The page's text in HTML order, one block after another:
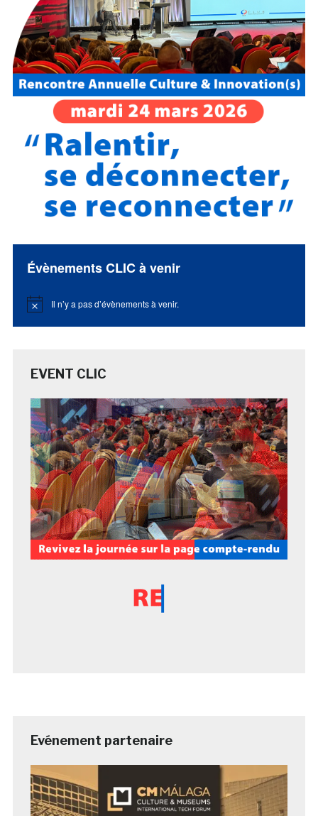
Évènements CLIC à venir
Notice Il n’y a pas d’évènements à venir.
EVENT CLIC
Evénement partenaire